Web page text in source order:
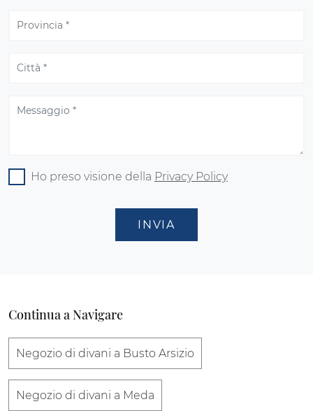
Ho preso visione della Privacy Policy
INVIA
Continua a Navigare
Negozio di divani a Busto Arsizio
Negozio di divani a Meda